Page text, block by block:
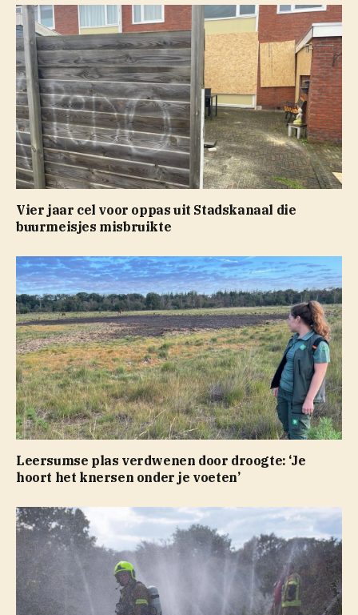
Vier jaar cel voor oppas uit Stadskanaal die
buurmeisjes misbruikte
Leersumse plas verdwenen door droogte: ‘Je
hoort het knersen onder je voeten’